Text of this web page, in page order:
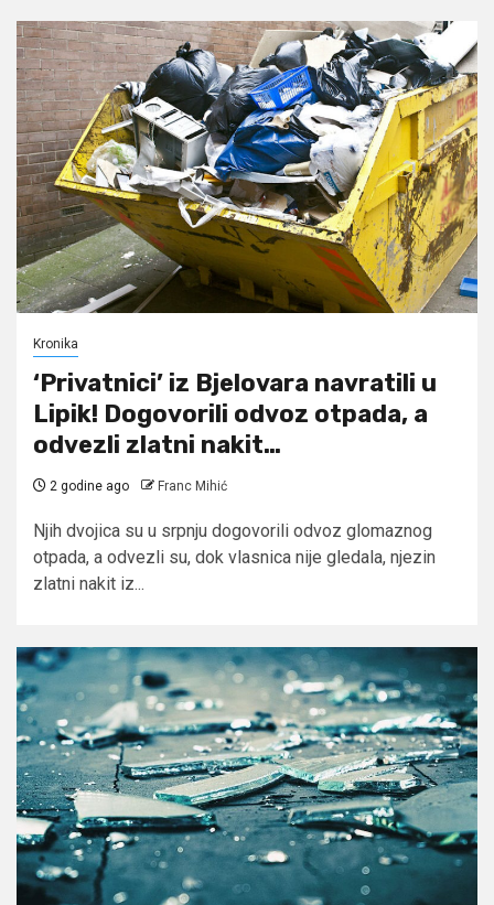
Kronika
‘Privatnici’ iz Bjelovara navratili u
Lipik! Dogovorili odvoz otpada, a
odvezli zlatni nakit…
2 godine ago Franc Mihić
Njih dvojica su u srpnju dogovorili odvoz glomaznog
otpada, a odvezli su, dok vlasnica nije gledala, njezin
zlatni nakit iz...